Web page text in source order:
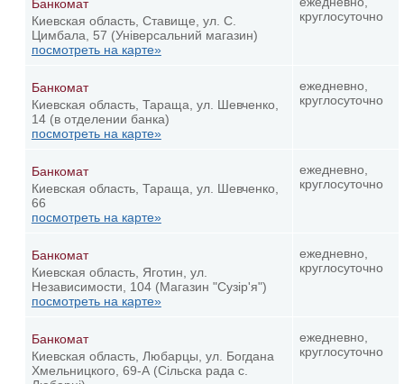
Банкомат
Киевская область, Ставище, ул. С.
Цимбала, 57 (Універсальний магазин)
посмотреть на карте»
круглосуточно
Банкомат
Киевская область, Тараща, ул. Шевченко,
14 (в отделении банка)
посмотреть на карте»
ежедневно,
круглосуточно
Банкомат
Киевская область, Тараща, ул. Шевченко,
66
посмотреть на карте»
ежедневно,
круглосуточно
Банкомат
Киевская область, Яготин, ул.
Независимости, 104 (Магазин "Сузір'я")
посмотреть на карте»
ежедневно,
круглосуточно
Банкомат
Киевская область, Любарцы, ул. Богдана
Хмельницкого, 69-А (Сільска рада с.
ежедневно,
круглосуточно